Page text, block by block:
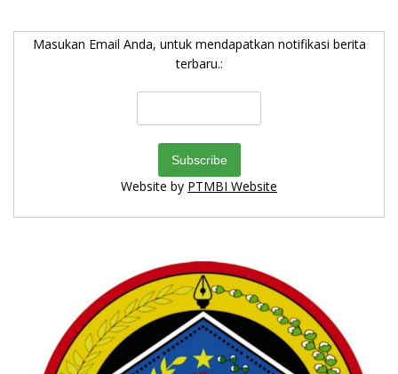
Masukan Email Anda, untuk mendapatkan notifikasi berita
terbaru.:
Website by PTMBI Website